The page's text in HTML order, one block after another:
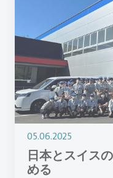
05.06.2025
日本とスイス
める